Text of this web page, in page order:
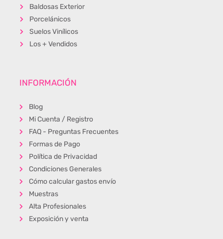
Baldosas Exterior
Porcelánicos
Suelos Vinílicos
Los + Vendidos
INFORMACIÓN
Blog
Mi Cuenta / Registro
FAQ - Preguntas Frecuentes
Formas de Pago
Política de Privacidad
Condiciones Generales
Cómo calcular gastos envío
Muestras
Alta Profesionales
Exposición y venta